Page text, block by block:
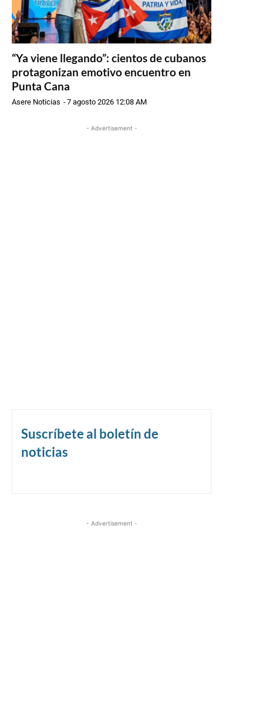
“Ya viene llegando”: cientos de cubanos
protagonizan emotivo encuentro en
Punta Cana
Asere Noticias -7 agosto 2026 12:08 AM
- Advertisement -
Suscríbete al boletín de
noticias
- Advertisement -